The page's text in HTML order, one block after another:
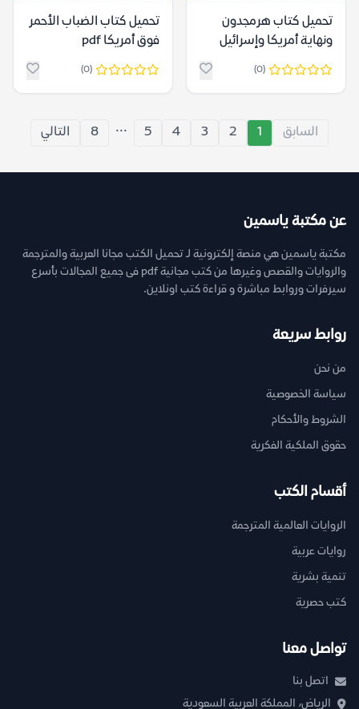
تحميل كتاب هرمجدون
ونهاية أمريكا وإسرائيل
pdf
(0)
تحميل كتاب الضباب الأحمر
فوق أمريكا pdf
(0)
السابق 1
2
3
4
5
...
8 التالي
عن مكتبة ياسمين
مكتبة ياسمين هي منصة إلكترونية لـ تحميل الكتب مجانا العربية والمترجمة
والروايات والقصص وغيرها من كتب مجانية pdf فى جميع المجالات بأسرع
سيرفرات وروابط مباشرة و قراءة كتب اونلاين.
روابط سريعة
من نحن
سياسة الخصوصية
الشروط والأحكام
حقوق الملكية الفكرية
أقسام الكتب
الروايات العالمية المترجمة
روايات عربية
تنمية بشرية
كتب حصرية
تواصل معنا
اتصل بنا
الرياض، المملكة العربية السعودية